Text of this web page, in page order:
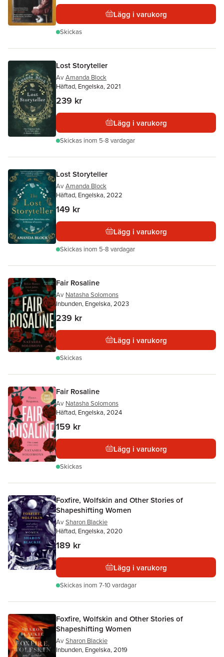
Lägg i varukorg
Skickas
Lost Storyteller
Av Amanda Block
Häftad, Engelska, 2021
239 kr
Lägg i varukorg
Skickas inom 5-8 vardagar
Lost Storyteller
Av Amanda Block
Häftad, Engelska, 2022
149 kr
Lägg i varukorg
Skickas inom 5-8 vardagar
Fair Rosaline
Av Natasha Solomons
Inbunden, Engelska, 2023
239 kr
Lägg i varukorg
Skickas
Fair Rosaline
Av Natasha Solomons
Häftad, Engelska, 2024
159 kr
Lägg i varukorg
Skickas
Foxfire, Wolfskin and Other Stories of
Shapeshifting Women
Av Sharon Blackie
Häftad, Engelska, 2020
189 kr
Lägg i varukorg
Skickas inom 7-10 vardagar
Foxfire, Wolfskin and Other Stories of
Shapeshifting Women
Av Sharon Blackie
Inbunden, Engelska, 2019